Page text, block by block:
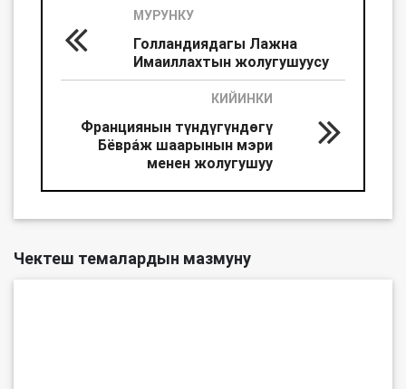
МУРУНКУ
Голландиядагы Лажна
Имаиллахтын жолугушуусу
КИЙИНКИ
Франциянын түндүгүндөгү
Бёвра́ж шаарынын мэри
менен жолугушуу
Чектеш темалардын мазмуну